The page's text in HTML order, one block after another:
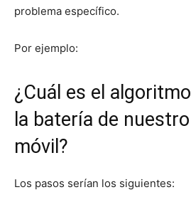
problema específico.
Por ejemplo:
¿Cuál es el
la batería de
móvil?
Los pasos serían los siguientes: